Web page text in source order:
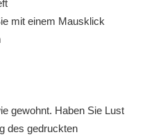
mit einem Mausklick
gewohnt. Haben Sie Lust
des gedruckten